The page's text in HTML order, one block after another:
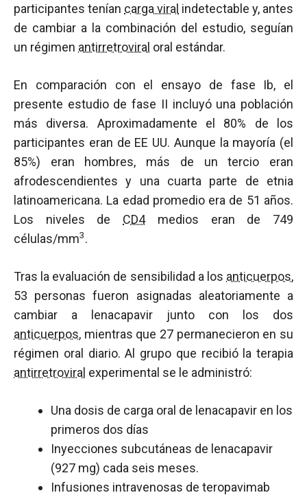
participantes tenían carga viral indetectable y, antes
de cambiar a la combinación del estudio, seguían
un régimen antirretroviral oral estándar.
En comparación con el ensayo de fase Ib, el
presente estudio de fase II incluyó una población
más diversa. Aproximadamente el 80% de los
participantes eran de EE UU. Aunque la mayoría (el
85%) eran hombres, más de un tercio eran
afrodescendientes y una cuarta parte de etnia
latinoamericana. La edad promedio era de 51 años.
Los niveles de CD4medios eran de 749
células/mm3.
Tras la evaluación de sensibilidad a los anticuerpos,
53 personas fueron asignadas aleatoriamente a
cambiar a lenacapavir junto con los dos
anticuerpos, mientras que 27 permanecieron en su
régimen oral diario. Al grupo que recibió la terapia
antirretroviral experimental se le administró:
Una dosis de carga oral de lenacapavir en los
primeros dos días
Inyecciones subcutáneas de lenacapavir
(927 mg) cada seis meses.
Infusiones intravenosas de teropavimab